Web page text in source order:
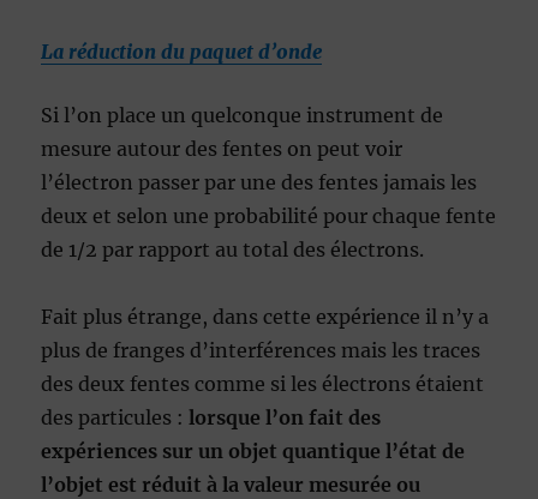
La réduction du paquet d’onde
Si l’on place un quelconque instrument de
mesure autour des fentes on peut voir
l’électron passer par une des fentes jamais les
deux et selon une probabilité pour chaque fente
de 1/2 par rapport au total des électrons.
Fait plus étrange, dans cette expérience il n’y a
plus de franges d’interférences mais les traces
des deux fentes comme si les électrons étaient
des particules :lorsque l’on fait des
expériences sur un objet quantique l’état de
l’objet est réduit à la valeur mesurée ou